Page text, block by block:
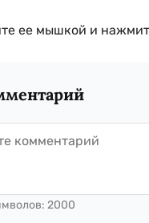
ее мышкой и
2000